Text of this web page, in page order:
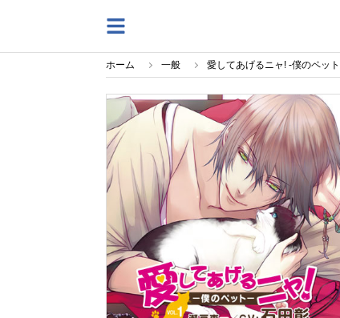
ホーム 一般 愛してあげるニャ! -僕のペッ